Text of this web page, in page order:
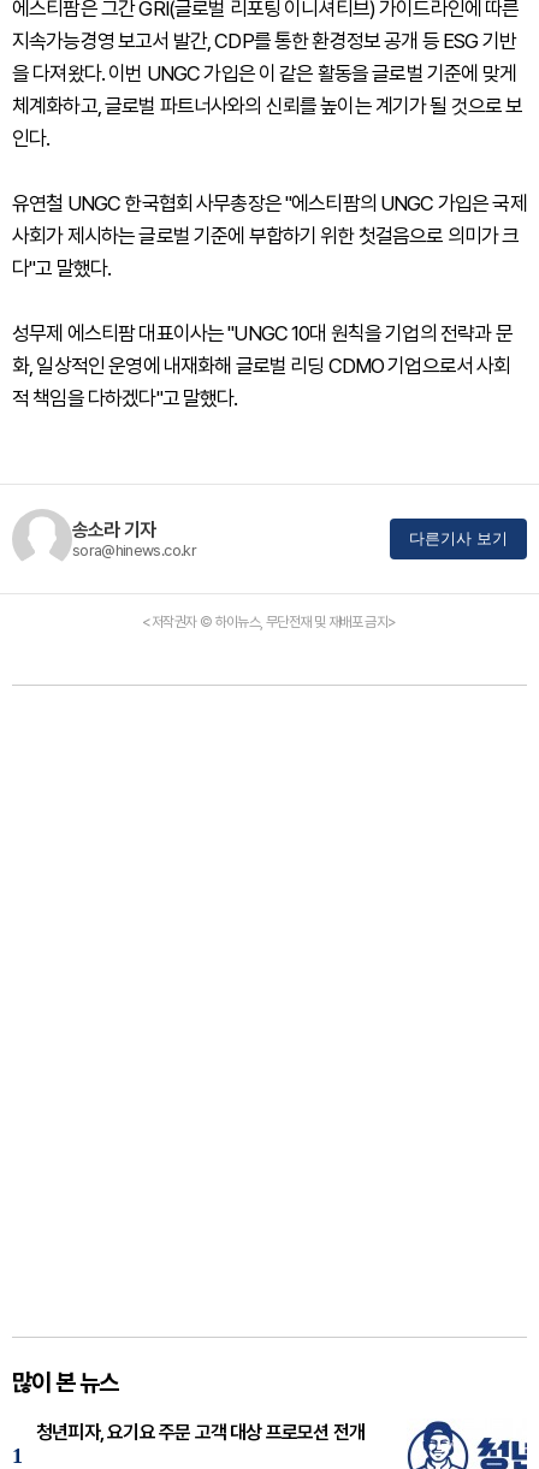
에스티팜은 그간 GRI(글로벌 리포팅 이니셔티브) 가이드라인에 따른
지속가능경영 보고서 발간, CDP를 통한 환경정보 공개 등 ESG 기반
을 다져왔다. 이번 UNGC 가입은 이 같은 활동을 글로벌 기준에 맞게
체계화하고, 글로벌 파트너사와의 신뢰를 높이는 계기가 될 것으로 보
인다.
유연철 UNGC 한국협회 사무총장은 "에스티팜의 UNGC 가입은 국제
사회가 제시하는 글로벌 기준에 부합하기 위한 첫걸음으로 의미가 크
다"고 말했다.
성무제 에스티팜 대표이사는 "UNGC 10대 원칙을 기업의 전략과 문
화, 일상적인 운영에 내재화해 글로벌 리딩 CDMO 기업으로서 사회
적 책임을 다하겠다"고 말했다.
송소라 기자
sora@hinews.co.kr
다른기사 보기
<저작권자 © 하이뉴스, 무단전재 및 재배포 금지>
많이 본 뉴스
1
청년피자, 요기요 주문 고객 대상 프로모션 전개